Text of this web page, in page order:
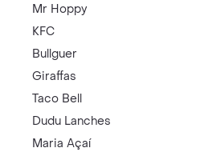
Mr Hoppy
KFC
Bullguer
Giraffas
Taco Bell
Dudu Lanches
Maria Açaí